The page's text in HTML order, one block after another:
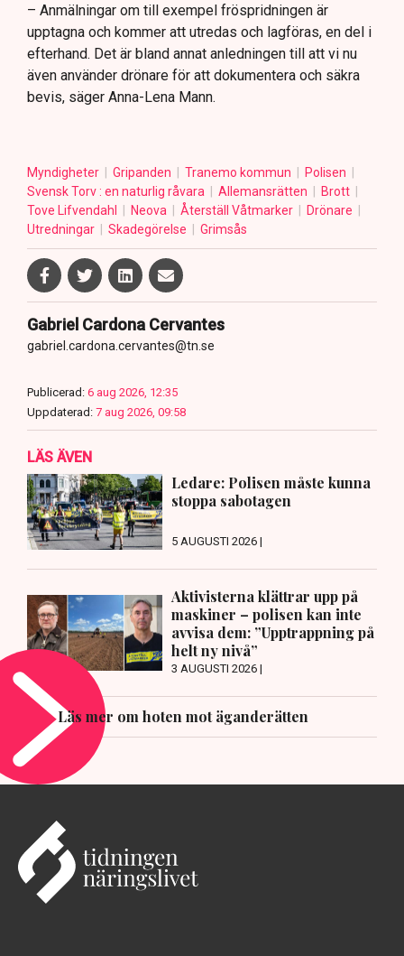
– Anmälningar om till exempel fröspridningen är
upptagna och kommer att utredas och lagföras, en del i
efterhand. Det är bland annat anledningen till att vi nu
även använder drönare för att dokumentera och säkra
bevis, säger Anna-Lena Mann.
Myndigheter Gripanden Tranemo kommun
Polisen
Svensk Torv : en naturlig råvara
Allemansrätten
Brott
Tove Lifvendahl
Neova Återställ Våtmarker
Drönare
Utredningar
Skadegörelse Grimsås
Gabriel Cardona Cervantes
gabriel.cardona.cervantes@tn.se
Publicerad: 6 aug 2026, 12:35
Uppdaterad: 7 aug 2026, 09:58
LÄS ÄVEN
Ledare: Polisen måste kunna
stoppa sabotagen
5 AUGUSTI 2026 |
Aktivisterna klättrar upp på
maskiner – polisen kan inte
avvisa dem: ”Upptrappning på
helt ny nivå”
3 AUGUSTI 2026 |
Läs mer om hoten mot äganderätten